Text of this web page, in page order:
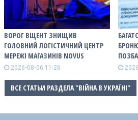
ВОРОГ ВЩЕНТ ЗНИЩИВ
ГОЛОВНИЙ ЛОГІСТИЧНИЙ ЦЕНТР
МЕРЕЖІ МАГАЗИНІВ NOVUS
2026-08-06 11:26
ВСЕ СТАТЬИ РАЗДЕЛА "ВІЙНА В УКРАЇНІ"